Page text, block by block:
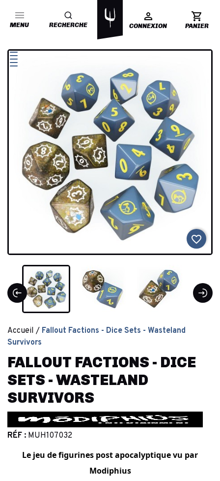
MENU RECHERCHE CONNEXION PANIER
favorite_border
Accueil
Fallout Factions - Dice Sets - Wasteland
Survivors
FALLOUT FACTIONS - DICE
SETS - WASTELAND
SURVIVORS
RÉF : MUH107032
Le jeu de figurines post apocalyptique vu par
Modiphius